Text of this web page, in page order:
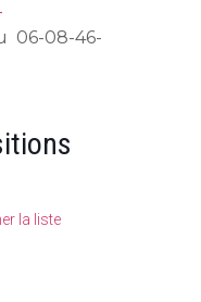
06-08-46-
la liste